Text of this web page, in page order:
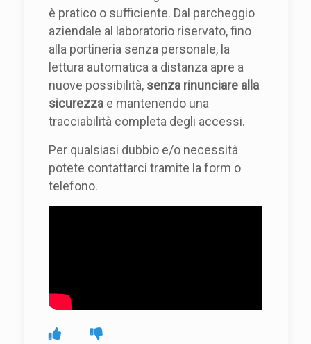
è pratico o sufficiente. Dal parcheggio
aziendale al laboratorio riservato, fino
alla portineria senza personale, la
lettura automatica a distanza apre a
nuove possibilità, senza rinunciare alla
sicurezza e mantenendo una
tracciabilità completa degli accessi.
Per qualsiasi dubbio e/o necessità
potete contattarci tramite la form o
telefono.